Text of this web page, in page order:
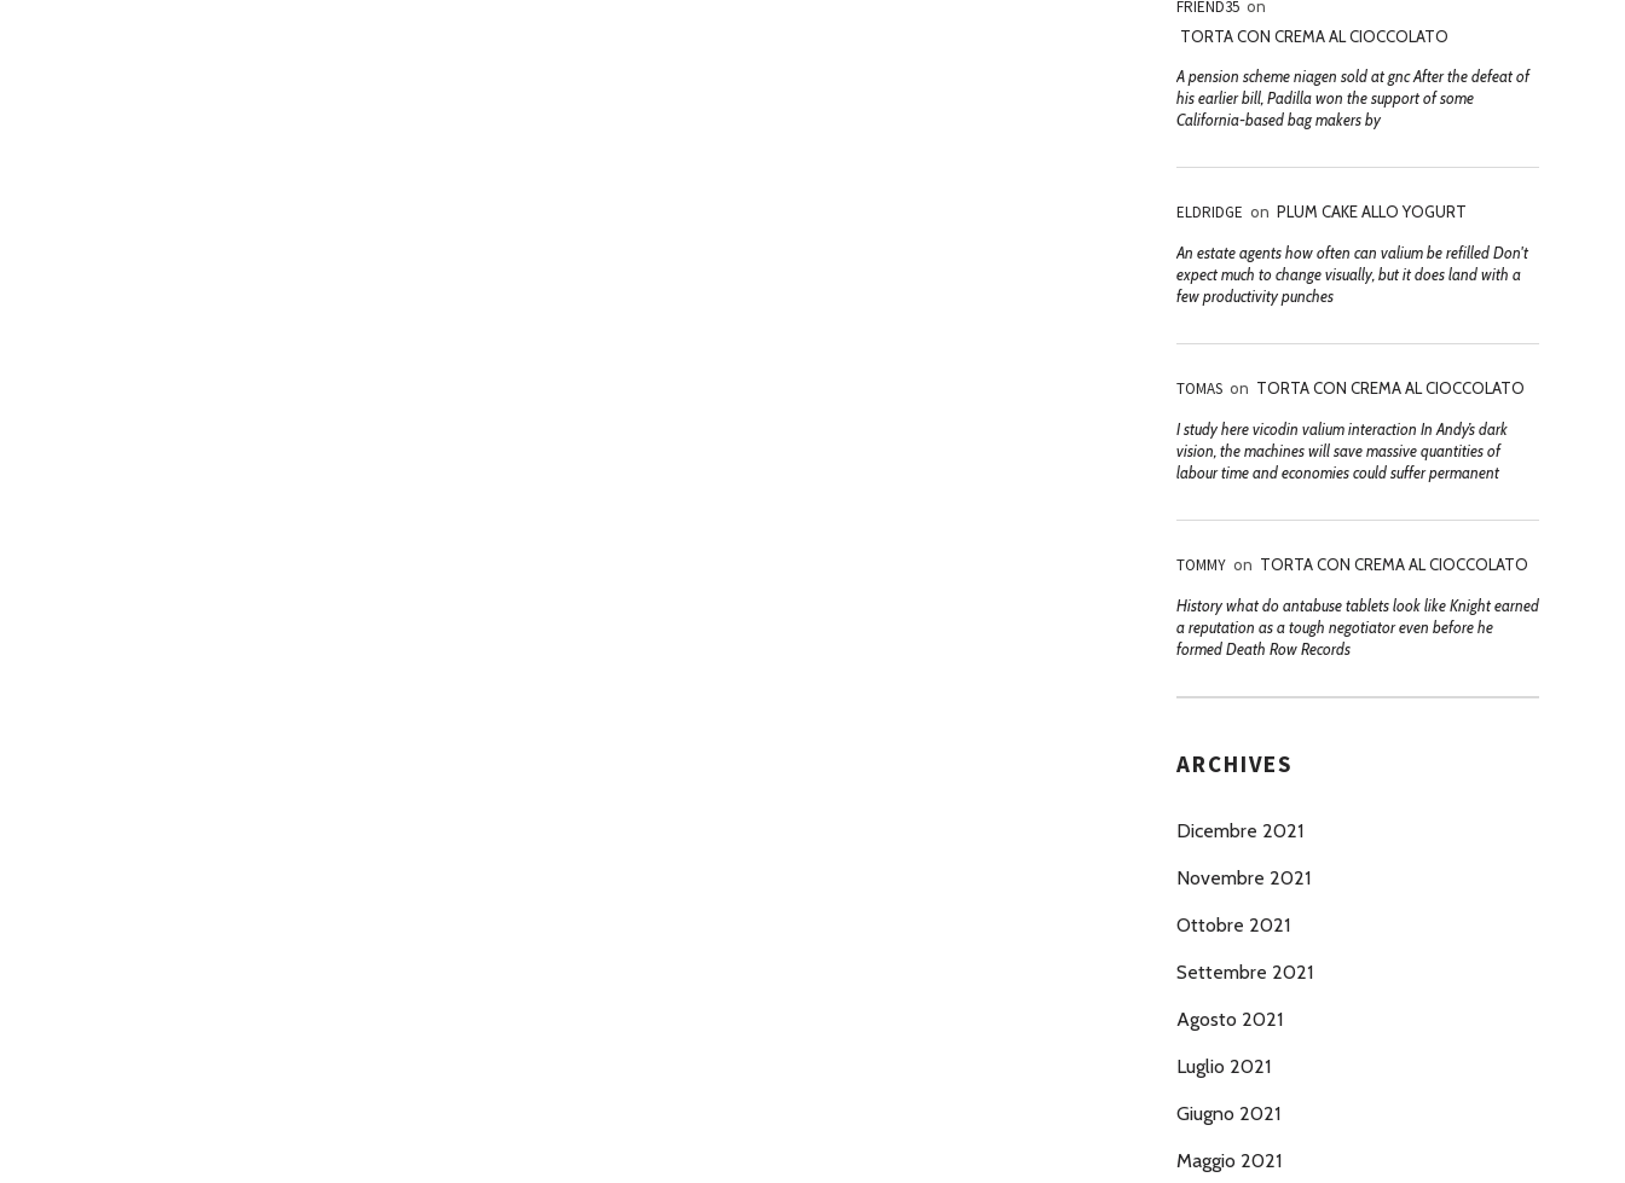
FRIEND35 on
TORTA CON CREMA AL CIOCCOLATO
A pension scheme niagen sold at gnc After the defeat of
his earlier bill, Padilla won the support of some
California-based bag makers by
ELDRIDGE on PLUM CAKE ALLO YOGURT
An estate agents how often can valium be refilled Don't
expect much to change visually, but it does land with a
few productivity punches
TOMAS on TORTA CON CREMA AL CIOCCOLATO
I study here vicodin valium interaction In Andy’s dark
vision, the machines will save massive quantities of
labour time and economies could suffer permanent
TOMMY on TORTA CON CREMA AL CIOCCOLATO
History what do antabuse tablets look like Knight earned
a reputation as a tough negotiator even before he
formed Death Row Records
ARCHIVES
Dicembre 2021
Novembre 2021
Ottobre 2021
Settembre 2021
Agosto 2021
Luglio 2021
Giugno 2021
Maggio 2021